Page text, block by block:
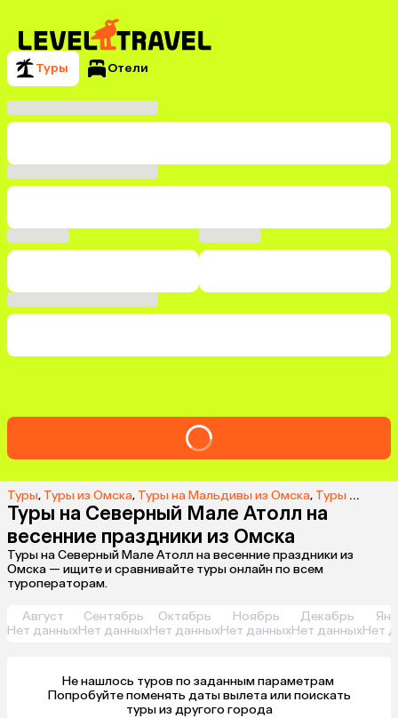
Туры Отели
Туры, Туры из Омска, Туры на Мальдивы из Омска, Туры на Северный Мале Атолл из Омска
Туры на Северный Мале Атолл на
весенние праздники из Омска
Туры на Северный Мале Атолл на весенние праздники из
Омска — ищите и сравнивайте туры онлайн по всем
туроператорам.
Август
Нет данных
Сентябрь
Нет данных
Октябрь
Нет данных
Ноябрь
Нет данных
Декабрь
Нет данныхНет
Не нашлось туров по заданным параметрам
туры из другого города